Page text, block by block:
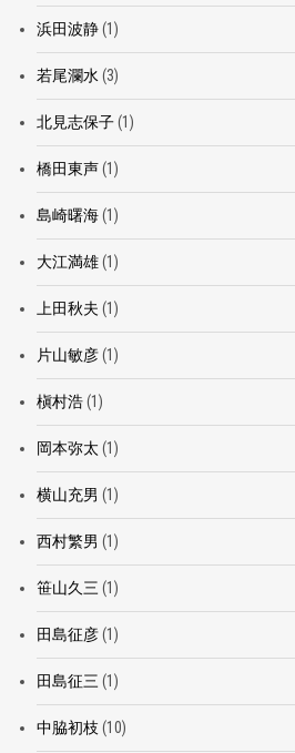
浜田波静(1)
若尾瀾水 (3)
北見志保子(1)
橋田東声(1)
島崎曙海(1)
大江満雄(1)
上田秋夫 (1)
片山敏彦(1)
槇村浩(1)
岡本弥太 (1)
横山充男 (1)
西村繁男 (1)
笹山久三 (1)
田島征彦(1)
田島征三 (1)
中脇初枝 (10)